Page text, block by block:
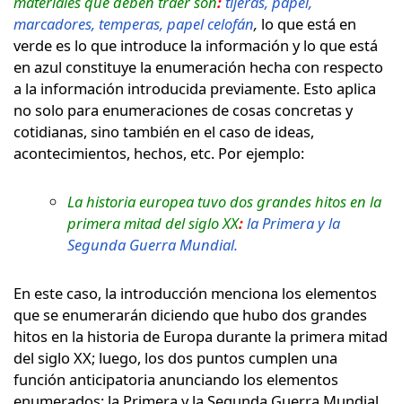
marcadores, temperas, papel celofán, lo que está en
verde es lo que introduce la información y lo que está
en azul constituye la enumeración hecha con respecto
a la información introducida previamente. Esto aplica
no solo para enumeraciones de cosas concretas y
cotidianas, sino también en el caso de ideas,
acontecimientos, hechos, etc. Por ejemplo:
La historia europea tuvo dos grandes hitos en la
primera mitad del siglo XX:la Primera y la
Segunda Guerra Mundial.
En este caso, la introducción menciona los elementos
que se enumerarán diciendo que hubo dos grandes
hitos en la historia de Europa durante la primera mitad
del siglo XX; luego, los dos puntos cumplen una
función anticipatoria anunciando los elementos